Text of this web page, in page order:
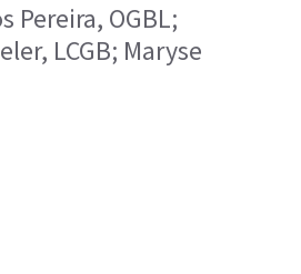
Pereira, OGBL;
LCGB; Maryse